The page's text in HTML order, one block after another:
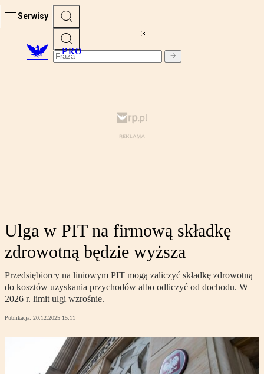
Serwisy
PRO
Ulga w PIT na firmową składkę
zdrowotną będzie wyższa
Przedsiębiorcy na liniowym PIT mogą zaliczyć składkę zdrowotną
do kosztów uzyskania przychodów albo odliczyć od dochodu. W
2026 r. limit ulgi wzrośnie.
Publikacja: 20.12.2025 15:11